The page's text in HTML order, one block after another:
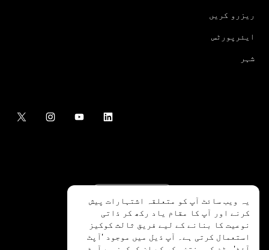
ریزرو کریں
ایئرپورٹس
شہر
یہ ویب سائٹ آپ کو متعلقہ اشتہارات پیش
کرنے اور آپ کا مقام یاد رکھ کر ذاتی
نوعیت کا بنانے کے لیے فریق ثالث کوکیز
استعمال کرتی ہے۔ آپ ذیل میں موجود 'آپٹ